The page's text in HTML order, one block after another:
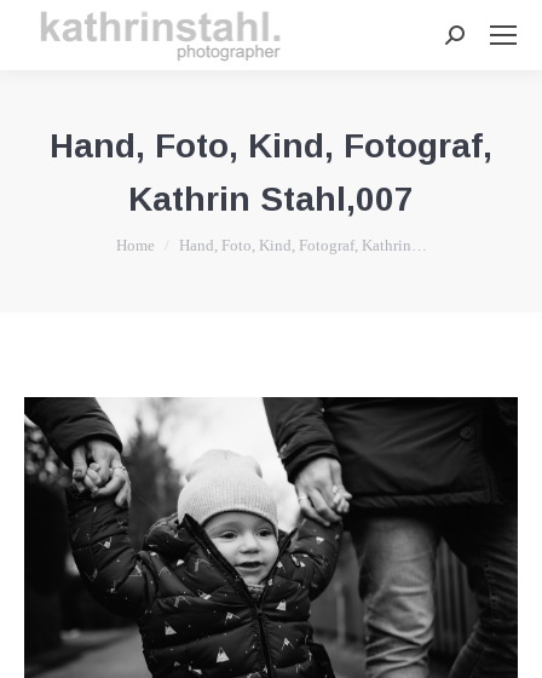
Search:
Hand, Foto, Kind, Fotograf,
Kathrin Stahl,007
You are here:
Home Hand, Foto, Kind, Fotograf, Kathrin…